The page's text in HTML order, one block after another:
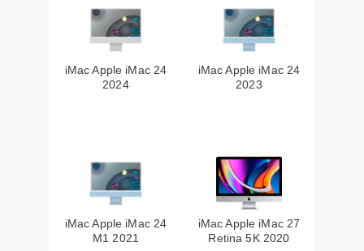
iMac Apple iMac 24
2024
iMac Apple iMac 24
2023
iMac Apple iMac 24
M1 2021
iMac Apple iMac 27
Retina 5K 2020